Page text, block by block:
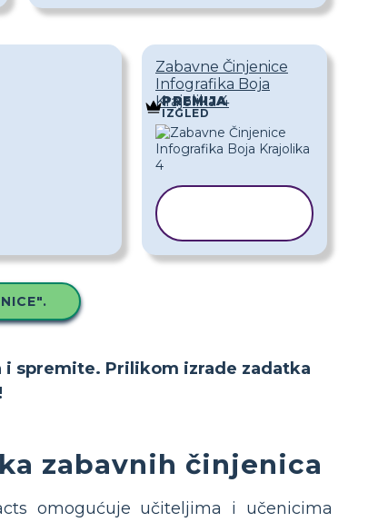
Zabavne Činjenice
Infografika Boja
Krajolika 4
PREMIJA
IZGLED
spremite. Prilikom izrade zadatka
zabavnih činjenica
omogućuje učiteljima i učenicima